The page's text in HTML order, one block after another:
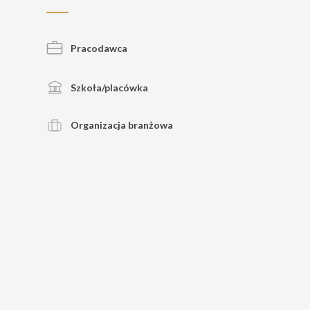
Pracodawca
Szkoła/placówka
Organizacja branżowa